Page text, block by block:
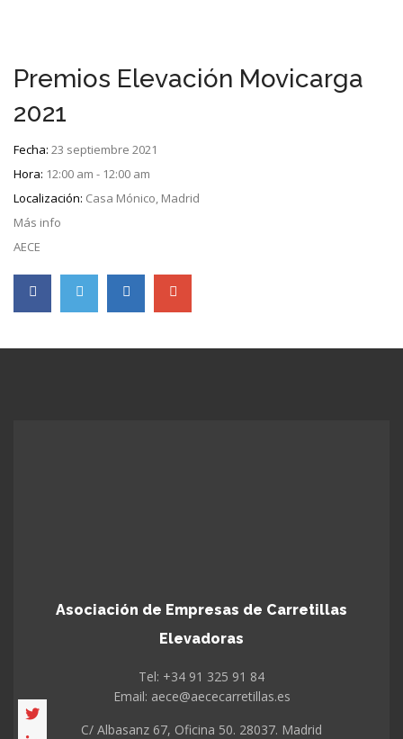
Premios Elevación Movicarga
2021
Fecha: 23 septiembre 2021
Hora: 12:00 am - 12:00 am
Localización: Casa Mónico, Madrid
Más info
AECE
Asociación de Empresas de Carretillas
Elevadoras
Tel: +34 91 325 91 84
Email: aece@aececarretillas.es
C/ Albasanz 67, Oficina 50. 28037. Madrid